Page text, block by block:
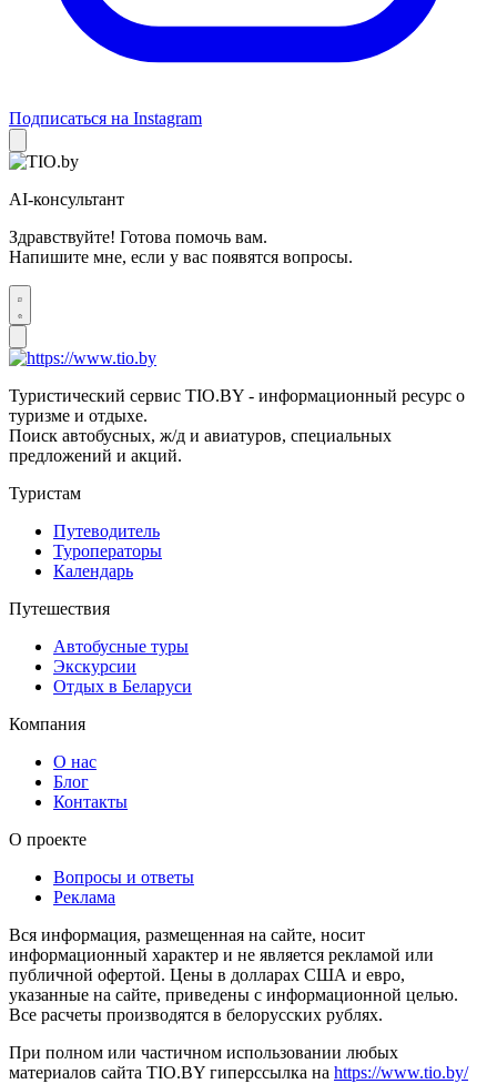
Подписаться на Instagram
AI-консультант
Здравствуйте! Готова помочь вам.
Напишите мне, если у вас появятся вопросы.
Туристический сервис TIO.BY - информационный ресурс о
туризме и отдыхе.
Поиск автобусных, ж/д и авиатуров, специальных
предложений и акций.
Туристам
Путеводитель
Туроператоры
Календарь
Путешествия
Автобусные туры
Экскурсии
Отдых в Беларуси
Компания
О нас
Блог
Контакты
О проекте
Вопросы и ответы
Реклама
Вся информация, размещенная на сайте, носит
информационный характер и не является рекламой или
публичной офертой. Цены в долларах США и евро,
указанные на сайте, приведены с информационной целью.
Все расчеты производятся в белорусских рублях.
При полном или частичном использовании любых
материалов сайта TIO.BY гиперссылка на https://www.tio.by/